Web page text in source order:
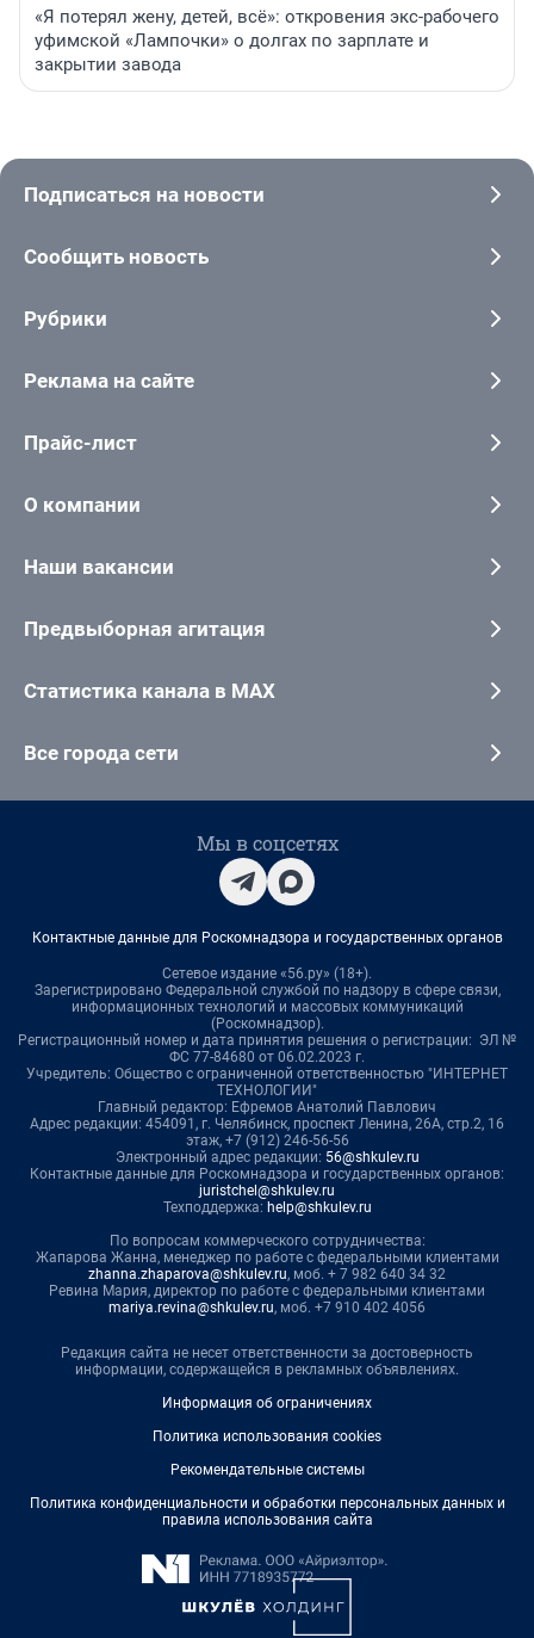
«Я потерял жену, детей, всё»: откровения экс-рабочего
уфимской «Лампочки» о долгах по зарплате и
закрытии завода
Подписаться на новости
Сообщить новость
Рубрики
Реклама на сайте
Прайс-лист
О компании
Наши вакансии
Предвыборная агитация
Статистика канала в MAX
Все города сети
Мы в соцсетях
Контактные данные для Роскомнадзора и государственных органов
Сетевое издание «56.ру» (18+).
Зарегистрировано Федеральной службой по надзору в сфере связи,
информационных технологий и массовых коммуникаций
(Роскомнадзор).
Регистрационный номер и дата принятия решения о регистрации: ЭЛ №
ФС 77-84680 от 06.02.2023 г.
Учредитель: Общество с ограниченной ответственностью "ИНТЕРНЕТ
ТЕХНОЛОГИИ"
Главный редактор: Ефремов Анатолий Павлович
Адрес редакции: 454091, г. Челябинск, проспект Ленина, 26А, стр.2, 16
этаж, +7 (912) 246-56-56
Электронный адрес редакции: 56@shkulev.ru
Контактные данные для Роскомнадзора и государственных органов:
juristchel@shkulev.ru
Техподдержка: help@shkulev.ru
По вопросам коммерческого сотрудничества:
Жапарова Жанна, менеджер по работе с федеральными клиентами
zhanna.zhaparova@shkulev.ru, моб. + 7 982 640 34 32
Ревина Мария, директор по работе с федеральными клиентами
mariya.revina@shkulev.ru, моб. +7 910 402 4056
Редакция сайта не несет ответственности за достоверность
информации, содержащейся в рекламных объявлениях.
Информация об ограничениях
Политика использования cookies
Рекомендательные системы
Политика конфиденциальности и обработки персональных данных и
правила использования сайта